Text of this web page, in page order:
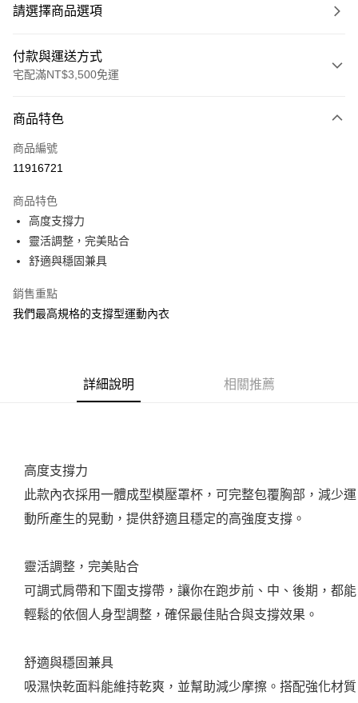
請選擇商品選項
付款與運送方式
宅配滿NT$3,500免運
信用卡一次付款
ATM付款
運送方式
宅配
每筆NT$100，滿NT$3,500(含以上)免運費
商品特色
商品編號
11916721
商品特色
高度支撐力
靈活調整，完美貼合
舒適與穩固兼具
銷售重點
我們最高規格的支撐型運動內衣
詳細說明 相關推薦
高度支撐力
此款內衣採用一體成型模壓罩杯，可完整包覆胸部，減少運
動所產生的晃動，提供舒適且穩定的高強度支撐。
靈活調整，完美貼合
可調式肩帶和下圍支撐帶，讓你在跑步前、中、後期，都能
輕鬆的依個人身型調整，確保最佳貼合與支撐效果。
舒適與穩固兼具
吸濕快乾面料能維持乾爽，並幫助減少摩擦。搭配強化材質